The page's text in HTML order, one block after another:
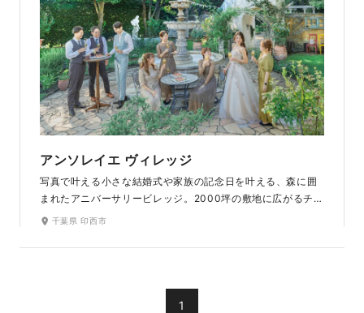
アンソレイエ ヴィレッジ
写真で叶える小さな結婚式や家族の記念日を叶える、森に囲
まれたアニバーサリービレッジ。2000坪の敷地に広がるチャ
ペルやガーデンで特別な一日を。
千葉県 印西市
1